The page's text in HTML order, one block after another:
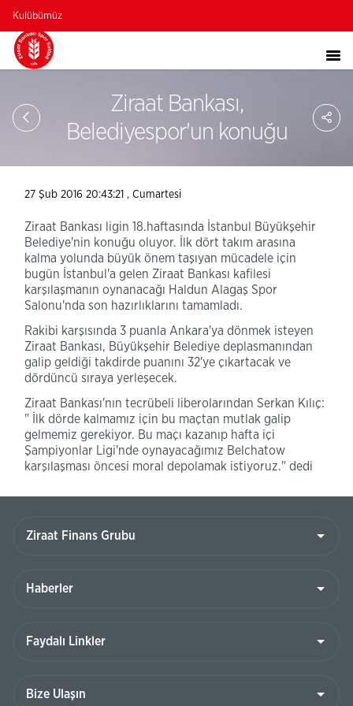
Kulübümüz
Ziraat Bankası,
Belediyespor'un konuğu
27 Şub 2016 20:43:21 , Cumartesi
Ziraat Bankası ligin 18.haftasında İstanbul Büyükşehir
Belediye'nin konuğu oluyor. İlk dört takım arasına
kalma yolunda büyük önem taşıyan mücadele için
bugün İstanbul'a gelen Ziraat Bankası kafilesi
karşılaşmanın oynanacağı Haldun Alagaş Spor
Salonu'nda son hazırlıklarını tamamladı.
Rakibi karşısında 3 puanla Ankara'ya dönmek isteyen
Ziraat Bankası, Büyükşehir Belediye deplasmanından
galip geldiği takdirde puanını 32'ye çıkartacak ve
dördüncü sıraya yerleşecek.
Ziraat Bankası'nın tecrübeli liberolarından Serkan Kılıç:
" İlk dörde kalmamız için bu maçtan mutlak galip
gelmemiz gerekiyor. Bu maçı kazanıp hafta içi
Şampiyonlar Ligi'nde oynayacağımız Belchatow
karşılaşması öncesi moral depolamak istiyoruz." dedi